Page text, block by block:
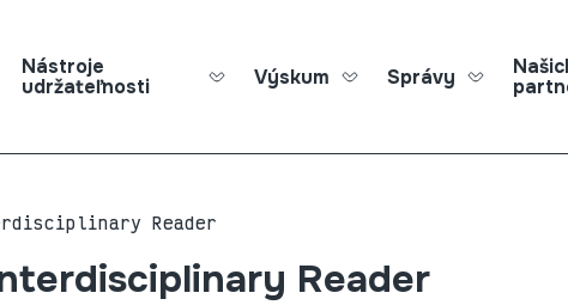
Roma
Nástroje
udržateľnosti
Výskum Správy
Reader
Reader